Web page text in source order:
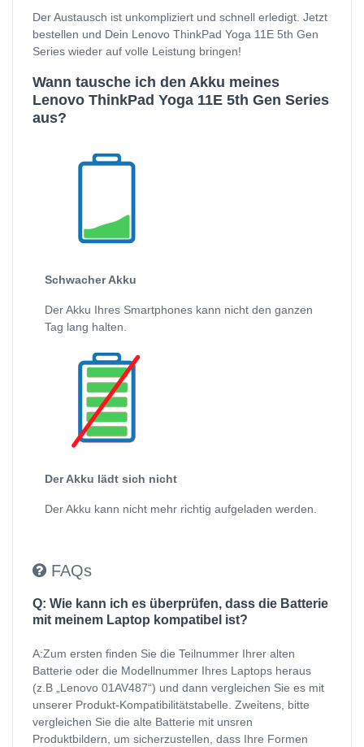
Der Austausch ist unkompliziert und schnell erledigt. Jetzt
bestellen und Dein Lenovo ThinkPad Yoga 11E 5th Gen
Series wieder auf volle Leistung bringen!
Wann tausche ich den Akku meines
Lenovo ThinkPad Yoga 11E 5th Gen Series
aus?
Schwacher Akku
Der Akku Ihres Smartphones kann nicht den ganzen
Tag lang halten.
Der Akku lädt sich nicht
Der Akku kann nicht mehr richtig aufgeladen werden.
FAQs
Q: Wie kann ich es überprüfen, dass die Batterie
mit meinem Laptop kompatibel ist?
A:Zum ersten finden Sie die Teilnummer Ihrer alten
Batterie oder die Modellnummer Ihres Laptops heraus
(z.B „Lenovo 01AV487“) und dann vergleichen Sie es mit
unserer Produkt-Kompatibilitätstabelle. Zweitens, bitte
vergleichen Sie die alte Batterie mit unsren
Produktbildern, um sicherzustellen, dass Ihre Formen